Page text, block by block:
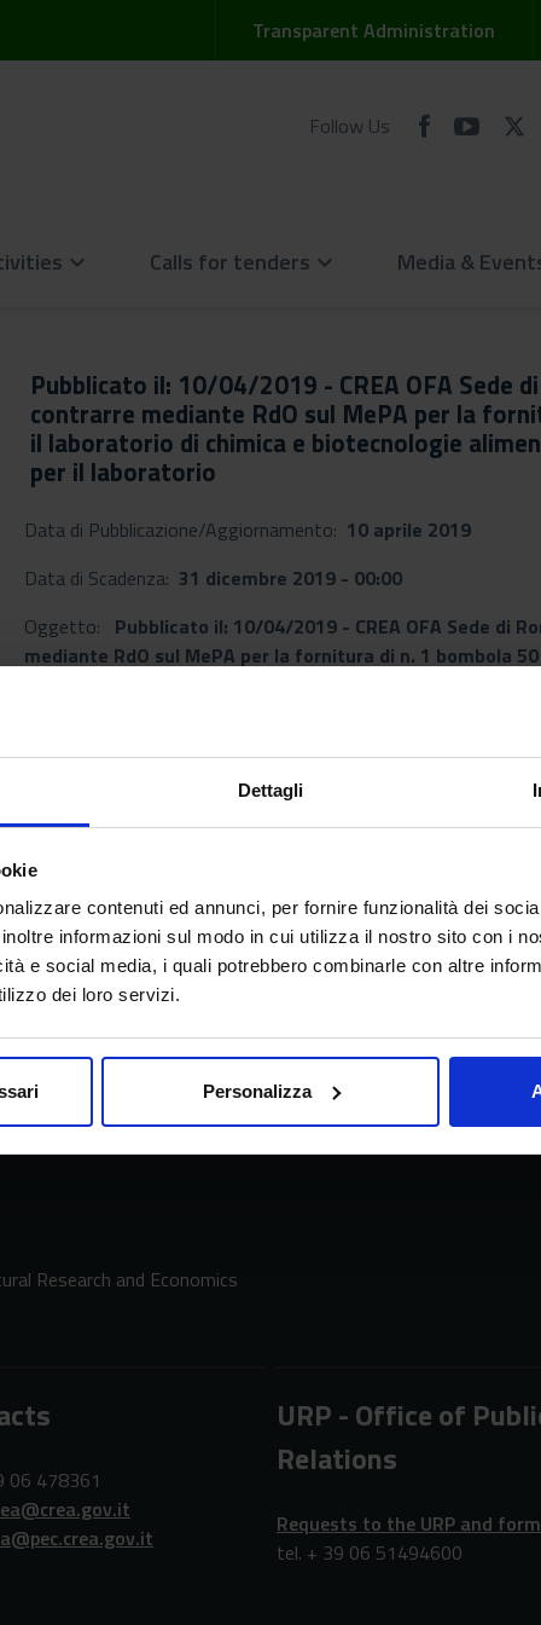
Dettagli
contenuti ed annunci, per fornire funzionalità dei
informazioni sul modo in cui utilizza il nostro sito con i
e social media, i quali potrebbero combinarle con altre
dei loro servizi.
Personalizza
Transparent Administration
Follow Us
keyboard_arrow_down Calls for tenders keyboard_arrow_down Media &
Pubblicato il: 10/04/2019 - CREA OFA Sede
contrarre mediante RdO sul MePA per la
il laboratorio di chimica e biotecnologie
per il laboratorio
Data di Pubblicazione/Aggiornamento: 10 aprile 2019
Data di Scadenza: 31 dicembre 2019 - 00:00
Oggetto: Pubblicato il: 10/04/2019 - CREA OFA Sede di
mediante RdO sul MePA per la fornitura di n. 1 bombola
Documenti allegati
[Data di Pubblicazione: 10 aprile 2019]
arrow_backTorna all'elenco
Research and Economics
06 478361
URP - Office of
Relations
Requests to the URP and
tel. + 39 06 51494600